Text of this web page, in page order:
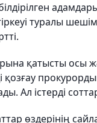
туралы
қатысты осы
қозғау
Ал істерді
өздерінің